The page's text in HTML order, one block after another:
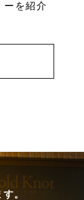
ーを紹介
。